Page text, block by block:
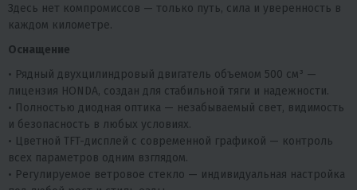
Здесь нет компромиссов — только путь, сила и уверенность в
каждом километре.
Оснащение
• Рядный двухцилиндровый двигатель объемом 500 см³ —
лицензия HONDA, создан для стабильной тяги и надежности.
• Полностью диодная оптика — незабываемый свет, видимость
и безопасность в любых условиях.
• Цветной TFT-дисплей с современной графикой — контроль
всех параметров одним взглядом.
• Регулируемое ветровое стекло — индивидуальная настройка